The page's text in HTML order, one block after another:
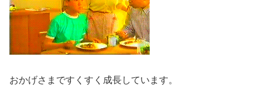
おかげさまですくすく成長しています。